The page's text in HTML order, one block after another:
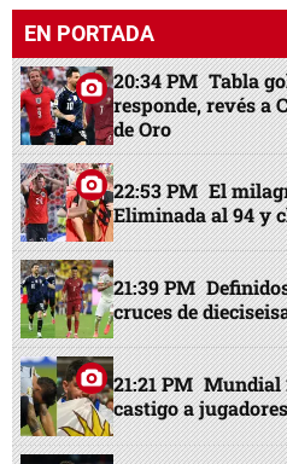
EN PORTADA
20:34 PM Tabla
responde, revés a
de Oro
22:53 PM El
Eliminada al 94 y
21:39 PM
cruces de
21:21 PM Mundial
castigo a